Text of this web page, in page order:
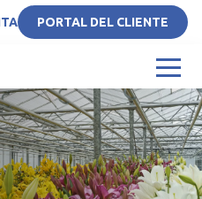
PORTAL DEL CLIENTE